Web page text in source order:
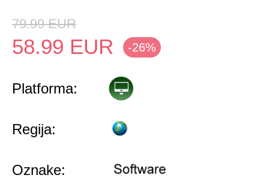
79.99 EUR
58.99 EUR -26%
Platforma:
Regija:
Oznake: